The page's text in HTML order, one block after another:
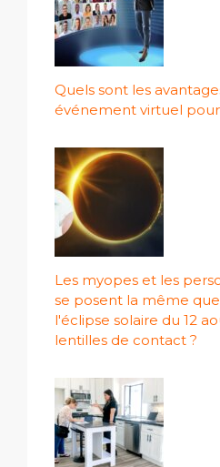
Quels sont les
événement virtuel
Les myopes et les
se posent la même
l'éclipse solaire du 12
lentilles de contact ?